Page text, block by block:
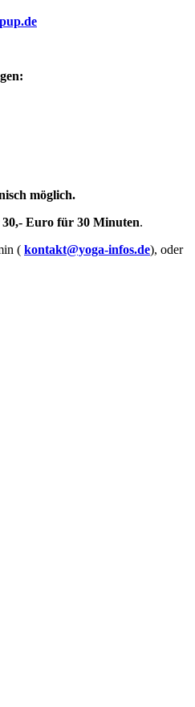
möglich.
30,- Euro für 30 Minuten.
( kontakt@yoga-infos.de), oder